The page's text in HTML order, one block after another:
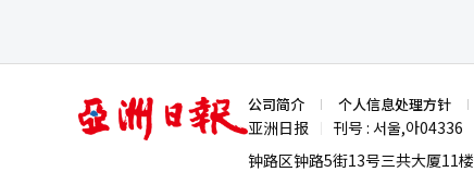
亚
洲
日
公司简介 个人信息处理方针
亚洲日报 刊号 : 서울,아04336
钟路区钟路5街13号三共大厦11楼